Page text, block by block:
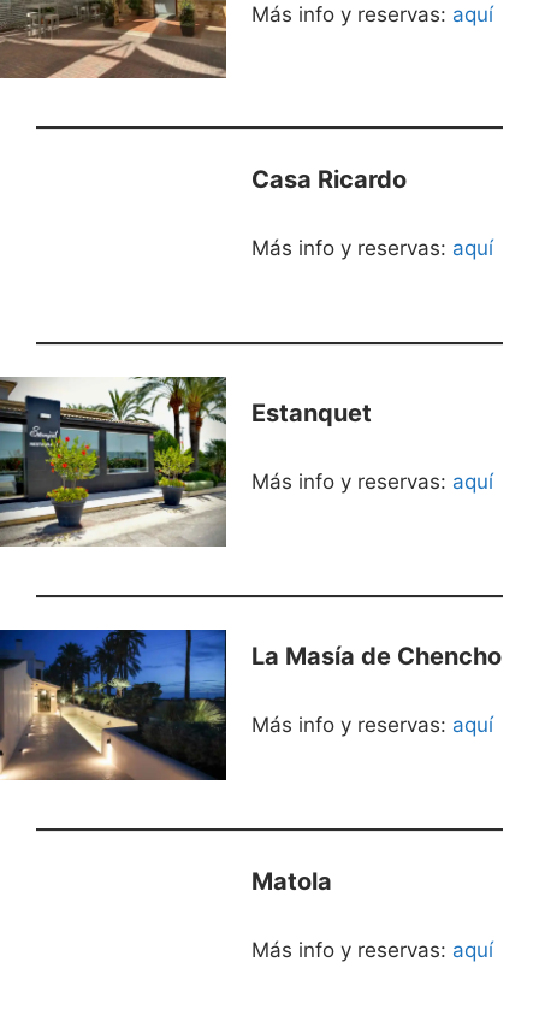
Más info y reservas: aquí
Casa Ricardo
Más info y reservas: aquí
Estanquet
Más info y reservas: aquí
La Masía de Chencho
Más info y reservas: aquí
Matola
Más info y reservas: aquí